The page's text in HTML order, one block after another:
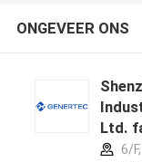
ONGEVEER ONS
Ltd.
6/